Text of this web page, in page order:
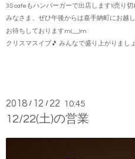
3S cafeもハンバーガーで出店します!(売り
みなさま、ぜひ午後からは嘉手納町にお越
お待ちしておりますm(__)m
クリスマスイブ🎵 みんなで盛り上がりまし
2018 / 12 / 22 10:45
12/22(土)の営業